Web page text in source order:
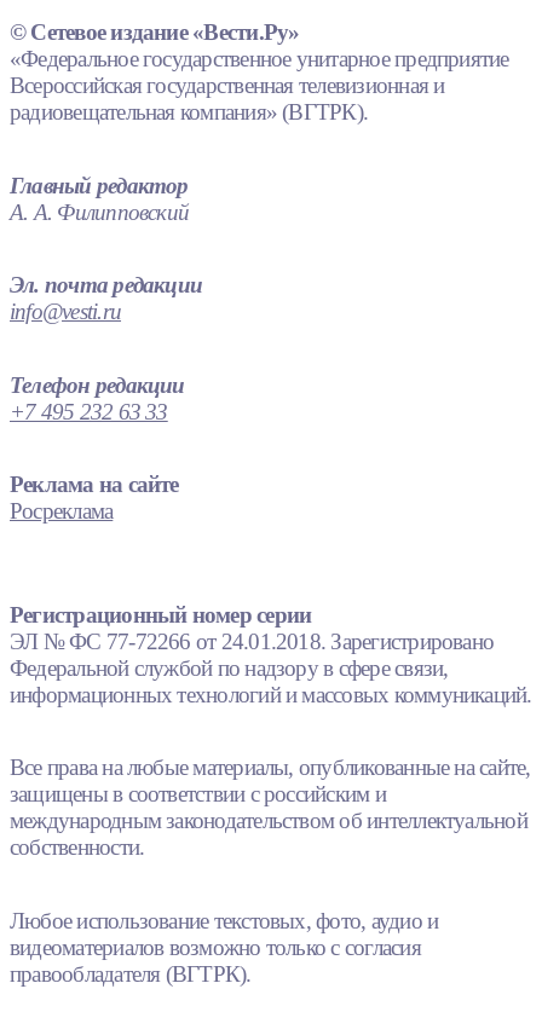
© Сетевое издание «Вести.Ру»
«Федеральное государственное унитарное предприятие
Всероссийская государственная телевизионная и
радиовещательная компания» (ВГТРК).
Главный редактор
А. А. Филипповский
Эл. почта редакции
info@vesti.ru
Телефон редакции
+7 495 232 63 33
Реклама на сайте
Росреклама
Регистрационный номер серии
ЭЛ № ФС 77-72266 от 24.01.2018. Зарегистрировано
Федеральной службой по надзору в сфере связи,
информационных технологий и массовых коммуникаций.
Все права на любые материалы, опубликованные на сайте,
защищены в соответствии с российским и
международным законодательством об интеллектуальной
собственности.
Любое использование текстовых, фото, аудио и
видеоматериалов возможно только с согласия
правообладателя (ВГТРК).